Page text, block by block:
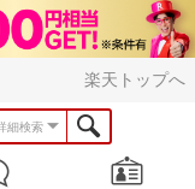
楽天トップへ
細検索
お知らせ